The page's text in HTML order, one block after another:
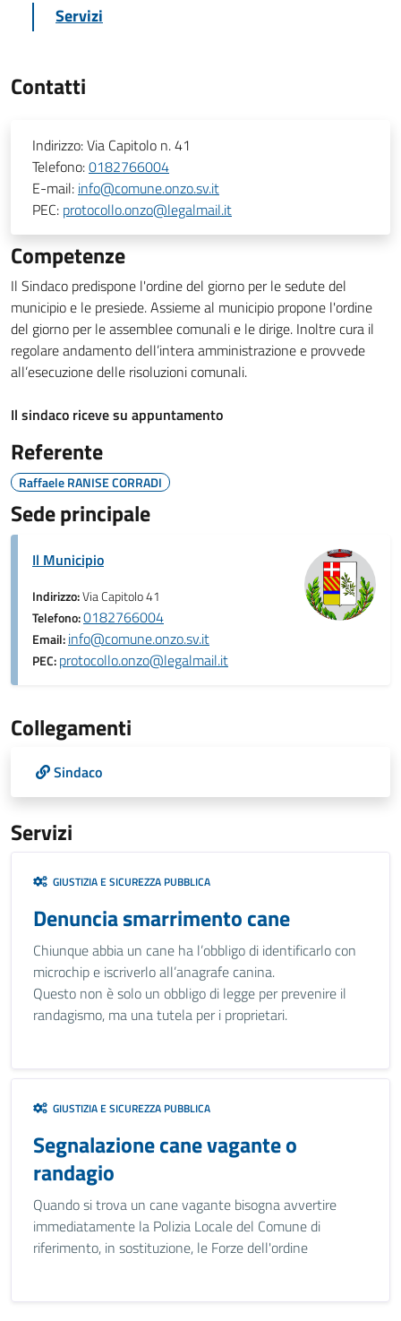
Servizi
Contatti
Indirizzo:Via Capitolo n. 41
Telefono:0182766004
E-mail: info@comune.onzo.sv.it
PEC: protocollo.onzo@legalmail.it
Competenze
Il Sindaco predispone l'ordine del giorno per le sedute del
municipio e le presiede. Assieme al municipio propone l'ordine
del giorno per le assemblee comunali e le dirige. Inoltre cura il
regolare andamento dell’intera amministrazione e provvede
all’esecuzione delle risoluzioni comunali.
Il sindaco riceve su appuntamento
Referente
Raffaele RANISE CORRADI
Sede principale
Il Municipio
Indirizzo:Via Capitolo 41
Telefono:0182766004
Email:info@comune.onzo.sv.it
PEC:protocollo.onzo@legalmail.it
Collegamenti
Sindaco
Servizi
GIUSTIZIA E SICUREZZA PUBBLICA
Denuncia smarrimento cane
Chiunque abbia un cane ha l’obbligo di identificarlo con
microchip e iscriverlo all’anagrafe canina.
Questo non è solo un obbligo di legge per prevenire il
randagismo, ma una tutela per i proprietari.
GIUSTIZIA E SICUREZZA PUBBLICA
Segnalazione cane vagante o
randagio
Quando si trova un cane vagante bisogna avvertire
immediatamente la Polizia Locale del Comune di
riferimento, in sostituzione, le Forze dell'ordine